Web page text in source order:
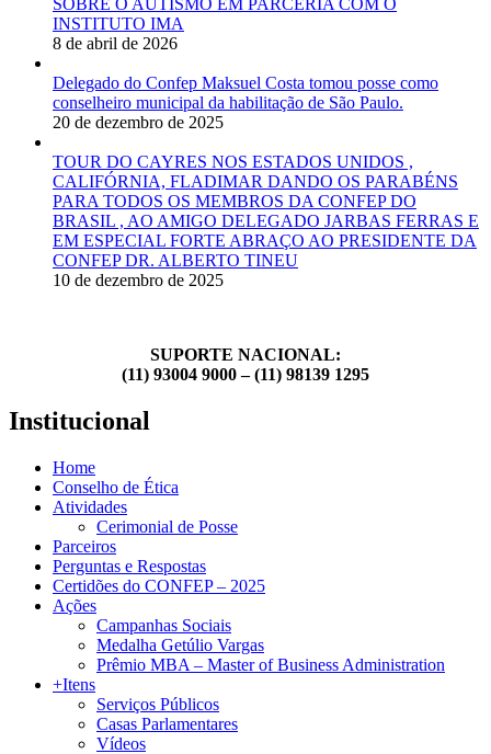
INSTITUTO IMA
8 de abril de 2026
Delegado do Confep Maksuel Costa tomou posse como
conselheiro municipal da habilitação de São Paulo.
20 de dezembro de 2025
TOUR DO CAYRES NOS ESTADOS UNIDOS ,
CALIFÓRNIA, FLADIMAR DANDO OS PARABÉNS
PARA TODOS OS MEMBROS DA CONFEP DO
BRASIL , AO AMIGO DELEGADO JARBAS FERRAS E
EM ESPECIAL FORTE ABRAÇO AO PRESIDENTE DA
CONFEP DR. ALBERTO TINEU
10 de dezembro de 2025
SUPORTE NACIONAL:
(11) 93004 9000 – (11) 98139 1295
Institucional
Home
Conselho de Ética
Atividades
Cerimonial de Posse
Parceiros
Perguntas e Respostas
Certidões do CONFEP – 2025
Ações
Campanhas Sociais
Medalha Getúlio Vargas
Prêmio MBA – Master of Business Administration
+Itens
Serviços Públicos
Casas Parlamentares
Vídeos